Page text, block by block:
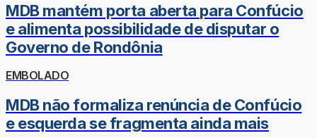
MDB mantém porta aberta para Confúcio
e alimenta possibilidade de disputar o
Governo de Rondônia
EMBOLADO
MDB não formaliza renúncia de Confúcio
e esquerda se fragmenta ainda mais